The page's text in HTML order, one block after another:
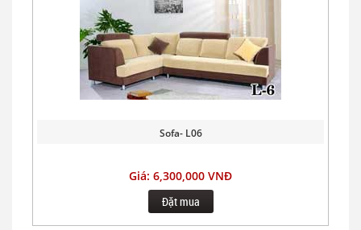
Sofa- L06
Giá: 6,300,000 VNĐ
Đặt mua